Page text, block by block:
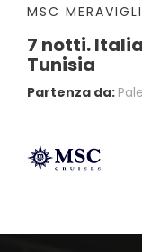
MSC
7 notti.
Tunisia
Partenza da: